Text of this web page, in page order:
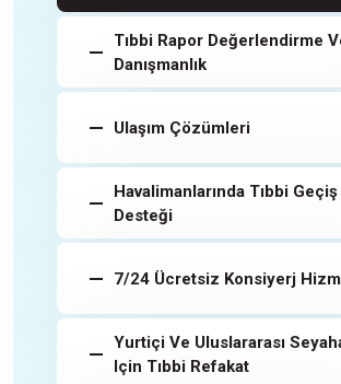
Tıbbi Rapor Değerlendirme
Danışmanlık
Ulaşım Çözümleri
Havalimanlarında Tıbbi Geçiş
Desteği
7/24 Ücretsiz Konsiyerj
Yurtiçi Ve Uluslararası
Için Tıbbi Refakat